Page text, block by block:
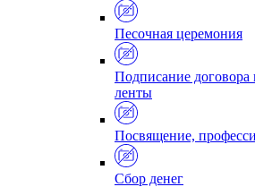
Песочная церемония
Подписание договора
ленты
Посвящение,
Сбор денег